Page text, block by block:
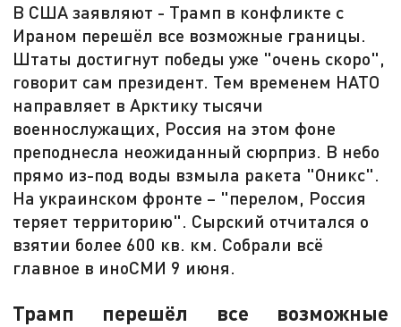
В США заявляют - Трамп в конфликте с
Ираном перешёл все возможные границы.
Штаты достигнут победы уже "очень скоро",
говорит сам президент. Тем временем НАТО
направляет в Арктику тысячи
военнослужащих, Россия на этом фоне
преподнесла неожиданный сюрприз. В небо
прямо из-под воды взмыла ракета "Оникс".
На украинском фронте – "перелом, Россия
теряет территорию". Сырский отчитался о
взятии более 600 кв. км. Собрали всё
главное в иноСМИ 9 июня.
Трамп перешёл все возможные